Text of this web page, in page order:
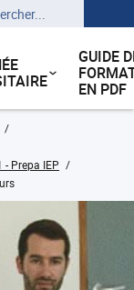
GUIDE
EN PDF
Prepa IEP